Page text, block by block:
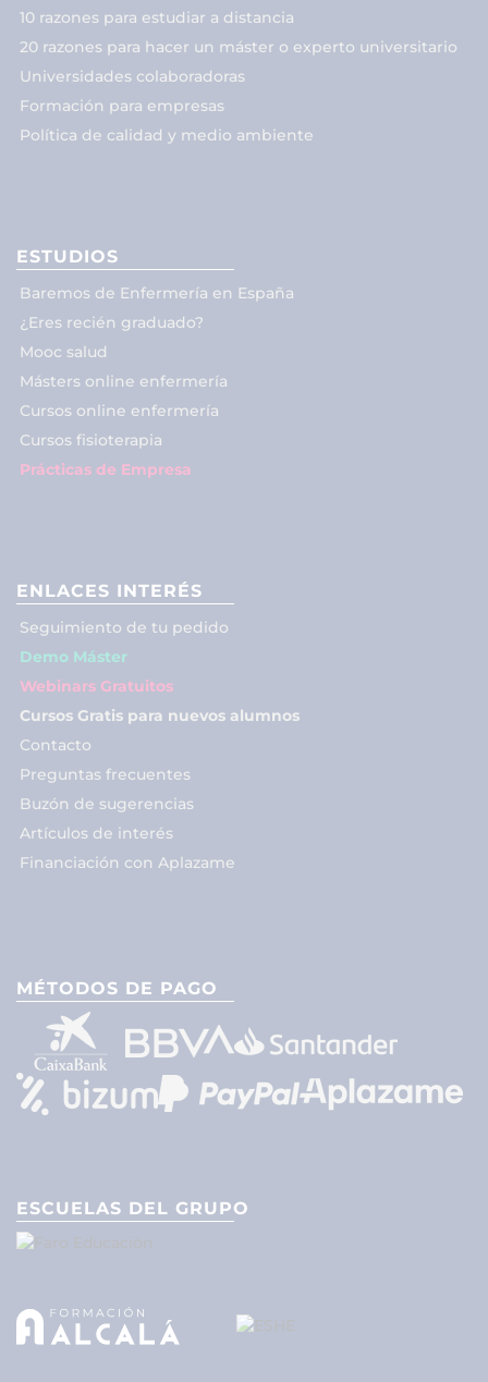
10 razones para estudiar a distancia
20 razones para hacer un máster o experto universitario
Universidades colaboradoras
Formación para empresas
Política de calidad y medio ambiente
ESTUDIOS
Baremos de Enfermería en España
¿Eres recién graduado?
Mooc salud
Másters online enfermería
Cursos online enfermería
Cursos fisioterapia
Prácticas de Empresa
ENLACES INTERÉS
Seguimiento de tu pedido
Demo Máster
Webinars Gratuitos
Cursos Gratis para nuevos alumnos
Contacto
Preguntas frecuentes
Buzón de sugerencias
Artículos de interés
Financiación con Aplazame
MÉTODOS DE PAGO
ESCUELAS DEL GRUPO